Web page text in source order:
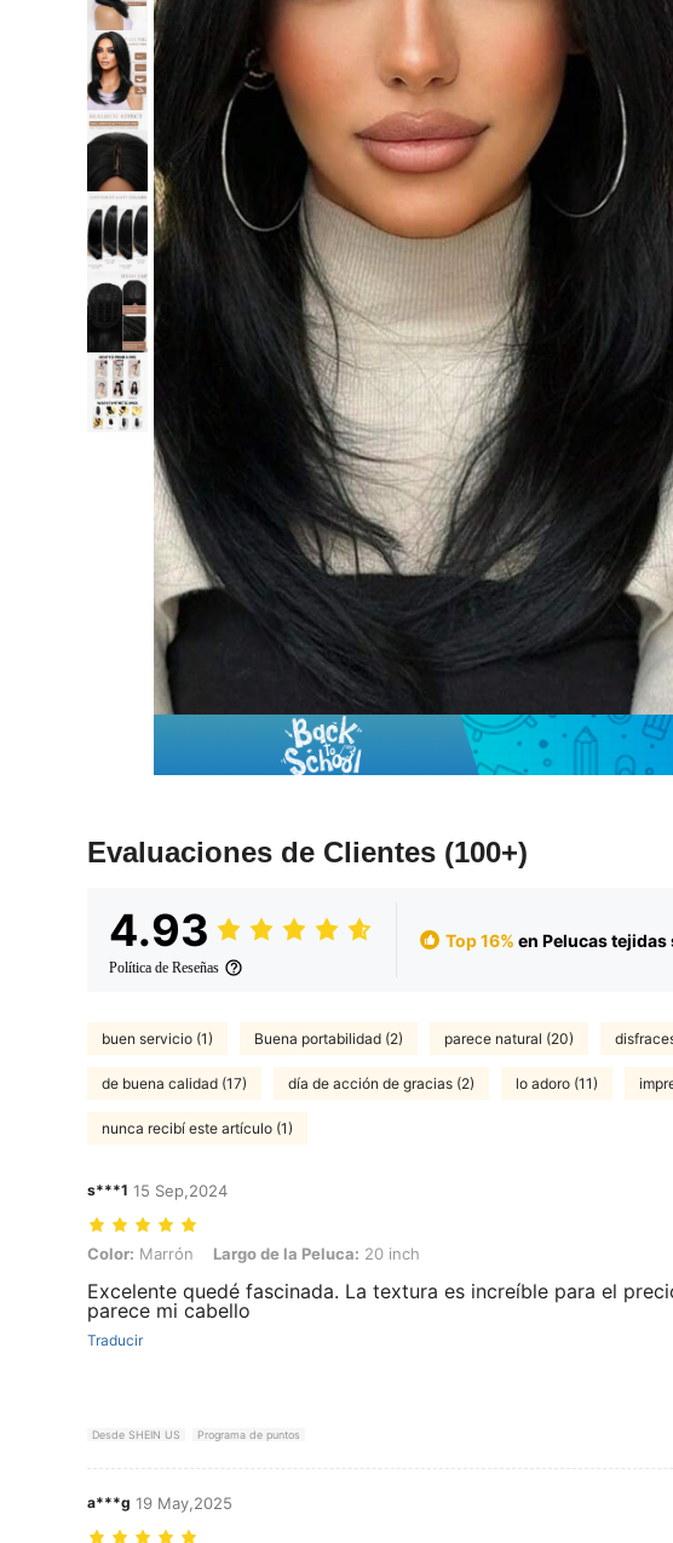
Evaluaciones de Clientes (100+)
4.93
Política de Reseñas
Top 16% en Pelucas
buen servicio (1) Buena portabilidad (2) parece natural (20)
de buena calidad (17) día de acción de gracias (2) lo adoro (11)
nunca recibí este artículo (1)
s***1 15 Sep,2024
Color: Marrón, Largo de la Peluca: 20 inch
Color: Marrón Largo de la Peluca: 20 inch
Excelente quedé fascinada. La textura es increíble para el
parece mi cabello
Traducir
Desde SHEIN US Programa de puntos
a***g 19 May,2025